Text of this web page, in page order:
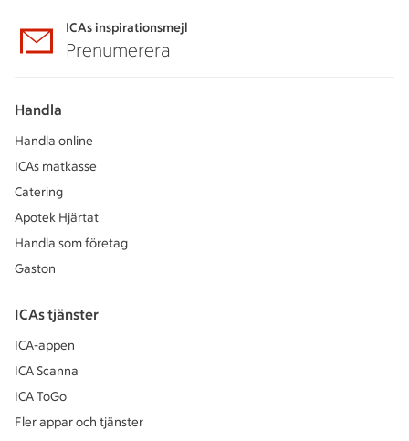
ICAs inspirationsmejl
Prenumerera
Handla
Handla online
ICAs matkasse
Catering
Apotek Hjärtat
Handla som företag
Gaston
ICAs tjänster
ICA-appen
ICA Scanna
ICA ToGo
Fler appar och tjänster